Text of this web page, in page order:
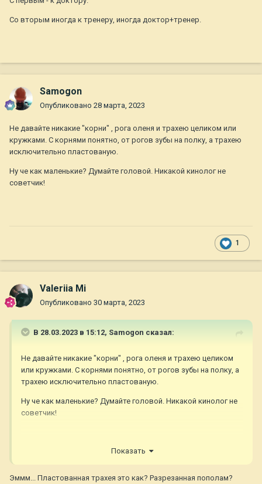
Со вторым иногда к тренеру, иногда доктор+тренер.
Samogon
Опубликовано 28 марта, 2023
Не давайте никакие "корни" , рога оленя и трахею целиком или
кружками. С корнями понятно, от рогов зубы на полку, а трахею
исключительно пластованую.
Ну че как маленькие? Думайте головой. Никакой кинолог не
советчик!
1
Valeriia Mi
Опубликовано 30 марта, 2023
В 28.03.2023 в 15:12, Samogon сказал:
Не давайте никакие "корни" , рога оленя и трахею целиком
или кружками. С корнями понятно, от рогов зубы на полку, а
трахею исключительно пластованую.
Ну че как маленькие? Думайте головой. Никакой кинолог не
советчик!
Показать
Эммм... Пластованная трахея это как? Разрезанная пополам?